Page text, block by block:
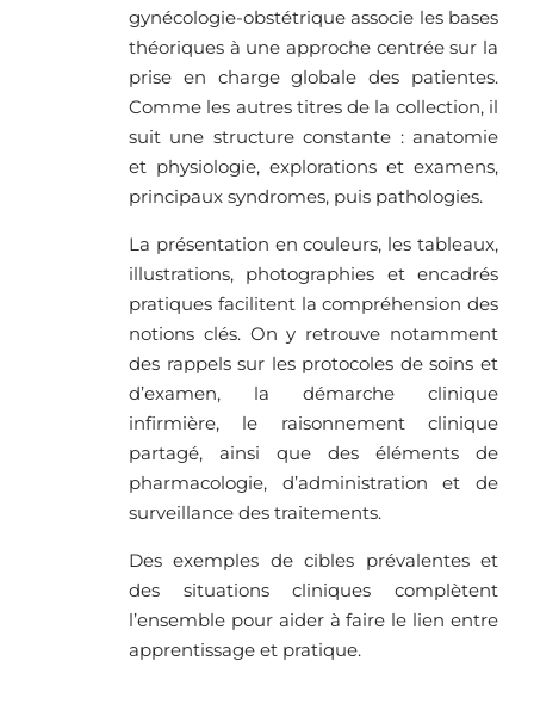
gynécologie-obstétrique associe les bases
théoriques à une approche centrée sur la
prise en charge globale des patientes.
Comme les autres titres de la collection, il
suit une structure constante : anatomie
et physiologie, explorations et examens,
principaux syndromes, puis pathologies.
La présentation en couleurs, les tableaux,
illustrations, photographies et encadrés
pratiques facilitent la compréhension des
notions clés. On y retrouve notamment
des rappels sur les protocoles de soins et
d’examen, la démarche clinique
infirmière, le raisonnement clinique
partagé, ainsi que des éléments de
pharmacologie, d’administration et de
surveillance des traitements.
Des exemples de cibles prévalentes et
des situations cliniques complètent
l’ensemble pour aider à faire le lien entre
apprentissage et pratique.